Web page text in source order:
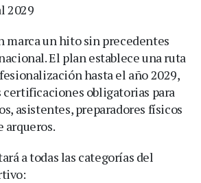
2029
marca un hito sin precedentes
El plan establece una ruta
hasta el año 2029,
certificaciones obligatorias para
asistentes, preparadores físicos
arqueros.
a todas las categorías del